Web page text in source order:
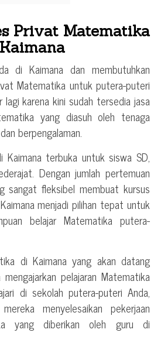
Privat Matematika
di Kaimana dan membutuhkan
Matematika untuk putera-puteri
karena kini sudah tersedia jasa
yang diasuh oleh tenaga
berpengalaman.
terbuka untuk siswa SD,
Dengan jumlah pertemuan
sangat fleksibel membuat kursus
menjadi pilihan tepat untuk
belajar Matematika putera-
di Kaimana yang akan datang
pelajaran Matematika
di sekolah putera-puteri Anda,
menyelesaikan pekerjaan
yang diberikan oleh guru di